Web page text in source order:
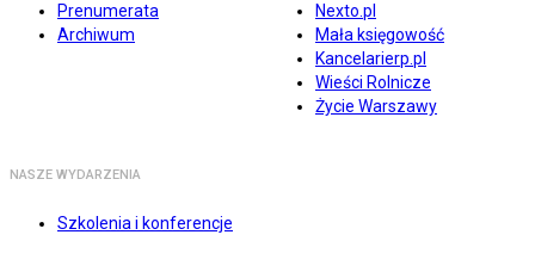
Prenumerata
Archiwum
Nexto.pl
Mała księgowość
Kancelarierp.pl
Wieści Rolnicze
Życie Warszawy
NASZE WYDARZENIA
Szkolenia i konferencje